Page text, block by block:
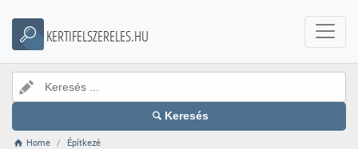
KERTIFELSZERELES.HU
Keresés
Home
Építkezé